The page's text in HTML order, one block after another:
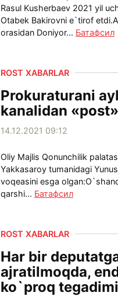
Rasul Kusherbaev 2021 yil
Otabek Bakirovni e`tirof
orasidan Doniyor... Батафсил
ROST XABARLAR
Prokuraturani
kanalidan
14.12.2021 09:12
Oliy Majlis Qonunchilik
Yakkasaroy tumanidagi
voqeasini esga
qarshi... Батафсил
ROST XABARLAR
Har bir
ajratilmoqda,
ko`proq